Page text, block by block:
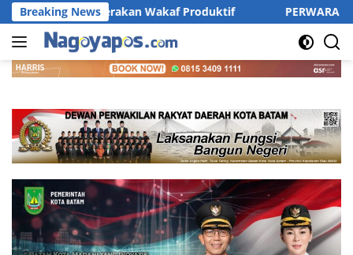
Langsung
ke
konten
Breaking News
Wakaf Produktif PERWARA Indonesia Perkuat